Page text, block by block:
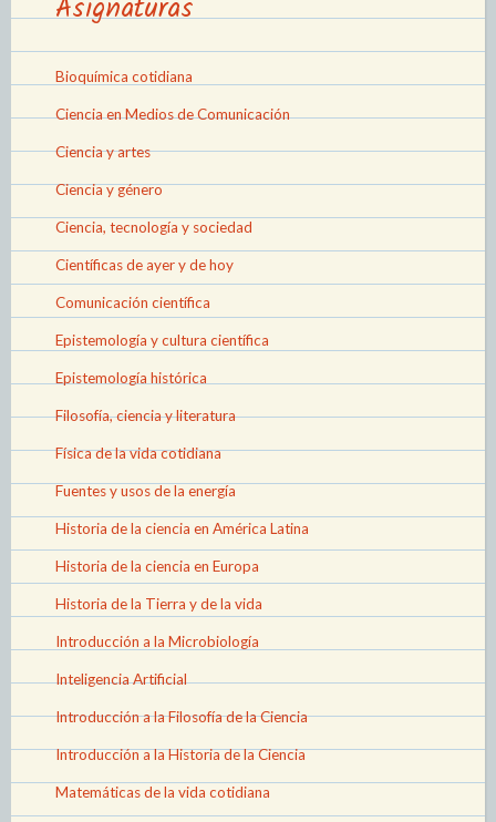
Bioquímica cotidiana
Ciencia en Medios de Comunicación
Ciencia y artes
Ciencia y género
Ciencia, tecnología y sociedad
Científicas de ayer y de hoy
Comunicación científica
Epistemología y cultura científica
Epistemología histórica
Filosofía, ciencia y literatura
Física de la vida cotidiana
Fuentes y usos de la energía
Historia de la ciencia en América Latina
Historia de la ciencia en Europa
Historia de la Tierra y de la vida
Introducción a la Microbiología
Inteligencia Artificial
Introducción a la Filosofía de la Ciencia
Introducción a la Historia de la Ciencia
Matemáticas de la vida cotidiana